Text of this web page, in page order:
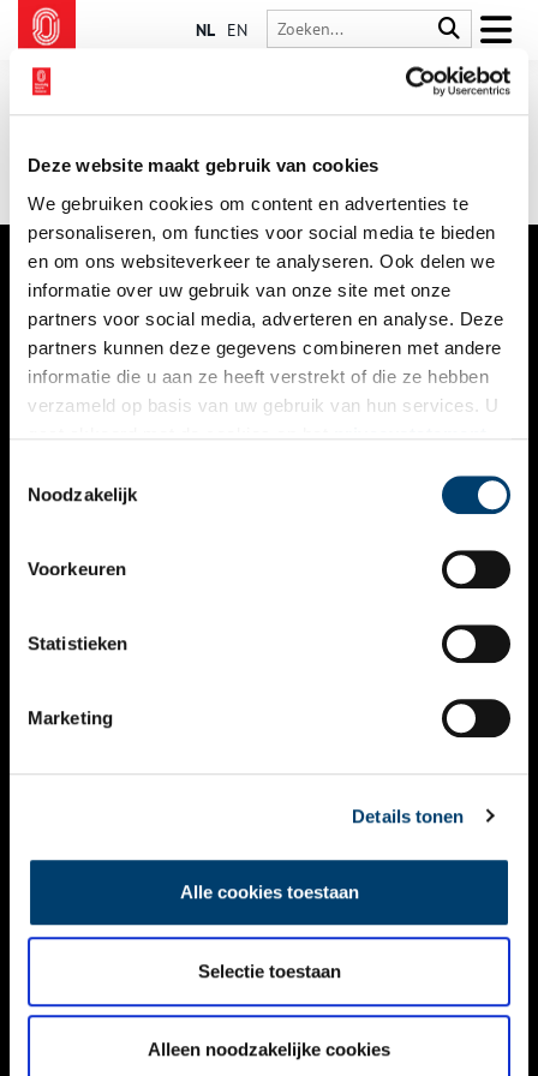
Deze website maakt gebruik van cookies
We gebruiken cookies om content en advertenties te
personaliseren, om functies voor social media te bieden
en om ons websiteverkeer te analyseren. Ook delen we
informatie over uw gebruik van onze site met onze
partners voor social media, adverteren en analyse. Deze
partners kunnen deze gegevens combineren met andere
informatie die u aan ze heeft verstrekt of die ze hebben
verzameld op basis van uw gebruik van hun services. U
Noodzakelijk
Voorkeuren
Statistieken
Marketing
Details tonen
Alle cookies toestaan
Selectie toestaan
Alleen noodzakelijke cookies
NL EN
VERHALEN
NIEUWS
KALENDER
ACTIVITEITEN
NIEUWSBRIEF
DISCLAIMER
TOEGANKELIJKHEID
Volg ONH op social media